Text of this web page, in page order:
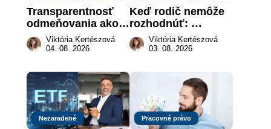
Transparentnosť
odmeňovania ako
právna povinnosť:
revolúcia na
práce
Viktória Kertészová
04. 08. 2026
Keď rodič nemôže
rozhodnúť:
nahradenie prejavu
vôle súdom v
Viktória Kertészová
03. 08. 2026
Nezaradené Pracovné právo